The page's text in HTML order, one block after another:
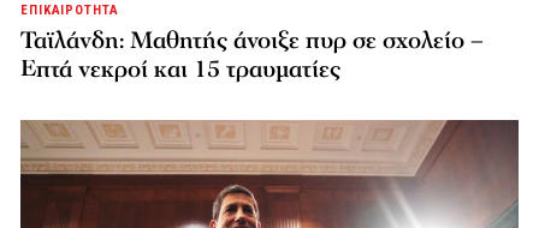
ΕΠΙΚΑΙΡΟΤΗΤΑ
Ταϊλάνδη: Μαθητής άνοιξε πυρ σε σχολείο –
Επτά νεκροί και 15 τραυματίες